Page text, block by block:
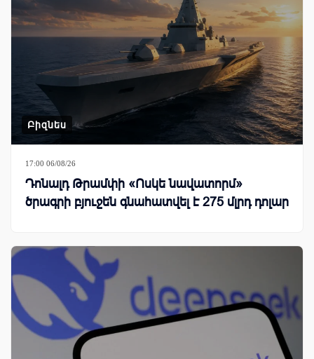
Բիզնես
17:00 06/08/26
Դոնալդ Թրամփի «Ոսկե նավատորմ»
ծրագրի բյուջեն գնահատվել է 275 մլրդ դոլար